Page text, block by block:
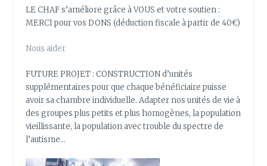
LE CHAF s’améliore grâce à VOUS et votre soutien :
MERCI pour vos DONS (déduction fiscale à partir de 40€)
Nous aider
FUTURE PROJET : CONSTRUCTION d’unités
supplémentaires pour que chaque bénéficiaire puisse
avoir sa chambre individuelle. Adapter nos unités de vie à
des groupes plus petits et plus homogènes, la population
vieillissante, la population avec trouble du spectre de
l’autisme…